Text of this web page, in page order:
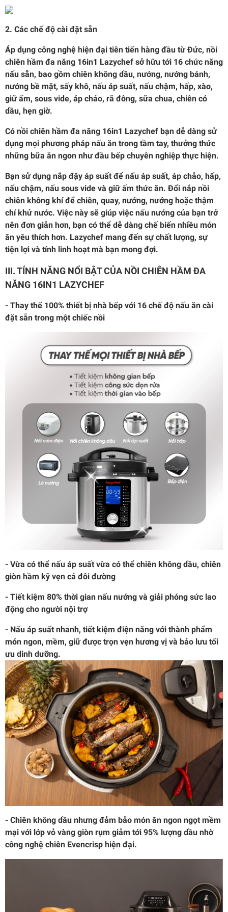
2. Các chế độ cài đặt sẵn
Áp dụng công nghệ hiện đại tiên tiến hàng đầu từ Đức, nồi
chiên hầm đa năng 16in1 Lazychef sở hữu tới 16 chức năng
nấu sẵn, bao gồm chiên không dầu, nướng, nướng bánh,
nướng bề mặt, sấy khô, nấu áp suất, nấu chậm, hấp, xào,
giữ ấm, ​​sous vide, áp chảo, rã đông, sữa chua, chiên có
dầu, hẹn giờ.
Có nồi chiên hầm đa năng 16in1 Lazychef bạn dễ dàng sử
dụng mọi phương pháp nấu ăn trong tầm tay, thưởng thức
những bữa ăn ngon như đầu bếp chuyên nghiệp thực hiện.
Bạn sử dụng nắp đậy áp suất để nấu áp suất, áp chảo, hấp,
nấu chậm, nấu sous vide và giữ ấm thức ăn. Đổi nắp nồi
chiên không khí để chiên, quay, nướng, nướng hoặc thậm
chí khử nước. Việc này sẽ giúp việc nấu nướng của bạn trở
nên đơn giản hơn, bạn có thể dễ dàng chế biến nhiều món
ăn yêu thích hơn. Lazychef mang đến sự chất lượng, sự
tiện lợi và tính linh hoạt mà bạn mong đợi.
III. TÍNH NĂNG NỔI BẬT CỦA NỒI CHIÊN HẦM ĐA
NĂNG 16IN1 LAZYCHEF
- Thay thế 100% thiết bị nhà bếp với 16 chế độ nấu ăn cài
đặt sẵn trong một chiếc nồi
- Vừa có thể nấu áp suất vừa có thể chiên không dầu, chiên
giòn hầm kỹ vẹn cả đôi đường
- Tiết kiệm 80% thời gian nấu nướng và giải phóng sức lao
động cho người nội trợ
- Nấu áp suất nhanh, tiết kiệm điện năng với thành phẩm
món ngon, mềm, giữ được trọn vẹn hương vị và bảo lưu tối
ưu dinh dưỡng.
- Chiên không dầu nhưng đảm bảo món ăn ngon ngọt mềm
mại với lớp vỏ vàng giòn rụm giảm tới 95% lượng dầu nhờ
công nghệ chiên Evencrisp hiện đại.